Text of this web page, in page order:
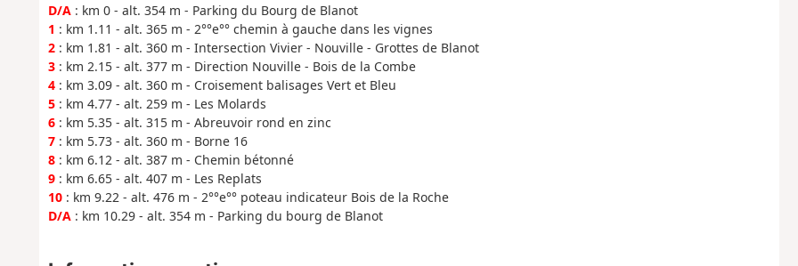
D/A: km 0 - alt. 354 m - Parking du Bourg de Blanot
1 : km 1.11 - alt. 365 m - 2°°e°° chemin à gauche dans les vignes
2: km 1.81 - alt. 360 m - Intersection Vivier - Nouville - Grottes de Blanot
3: km 2.15 - alt. 377 m - Direction Nouville - Bois de la Combe
4: km 3.09 - alt. 360 m - Croisement balisages Vert et Bleu
5: km 4.77 - alt. 259 m - Les Molards
6: km 5.35 - alt. 315 m - Abreuvoir rond en zinc
7: km 5.73 - alt. 360 m - Borne 16
8: km 6.12 - alt. 387 m - Chemin bétonné
9: km 6.65 - alt. 407 m - Les Replats
10: km 9.22 - alt. 476 m - 2°°e°° poteau indicateur Bois de la Roche
D/A: km 10.29 - alt. 354 m - Parking du bourg de Blanot